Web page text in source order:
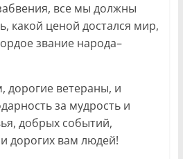
все мы должны
какой ценой достался мир,
звание народа–
дорогие ветераны, и
за мудрость и
добрых событий,
дорогих вам людей!